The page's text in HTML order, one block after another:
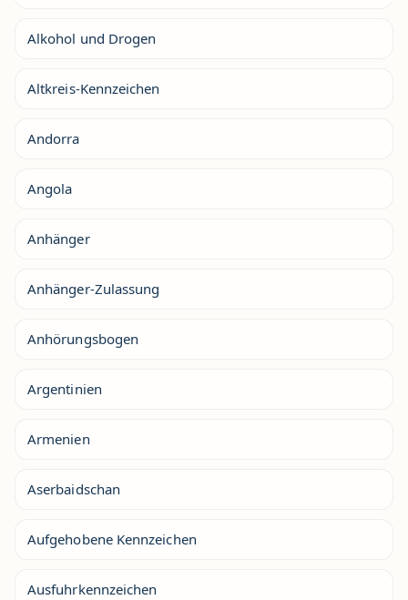
Alkohol und Drogen
Altkreis-Kennzeichen
Andorra
Angola
Anhänger
Anhänger-Zulassung
Anhörungsbogen
Argentinien
Armenien
Aserbaidschan
Aufgehobene Kennzeichen
Ausfuhrkennzeichen